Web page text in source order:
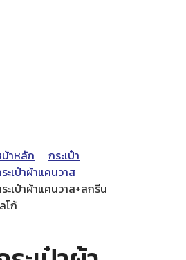
าหลัก
กระเป๋า
ะเป๋าผ้าแคนวาส
ะเป๋าผ้าแคนวาส+สกรีน
โก้